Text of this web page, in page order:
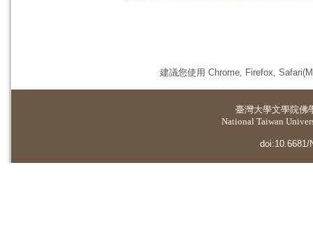
建議您使用 Chrome, Firefox,
臺灣大學文學院佛
National Taiwan
doi:10.6681/